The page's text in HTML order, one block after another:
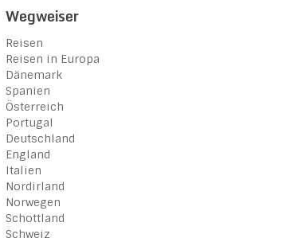
Wegweiser
Reisen
Reisen in Europa
Dänemark
Spanien
Österreich
Portugal
Deutschland
England
Italien
Nordirland
Norwegen
Schottland
Schweiz